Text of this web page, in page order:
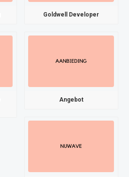
Goldwell Developer
Angebot